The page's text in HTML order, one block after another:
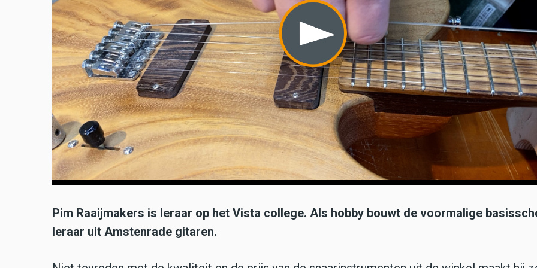
Pim Raaijmakers is leraar op het Vista college. Als hobby bouwt de voormalige
leraar uit Amstenrade gitaren.